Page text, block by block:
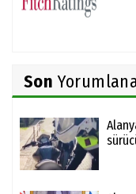
Son